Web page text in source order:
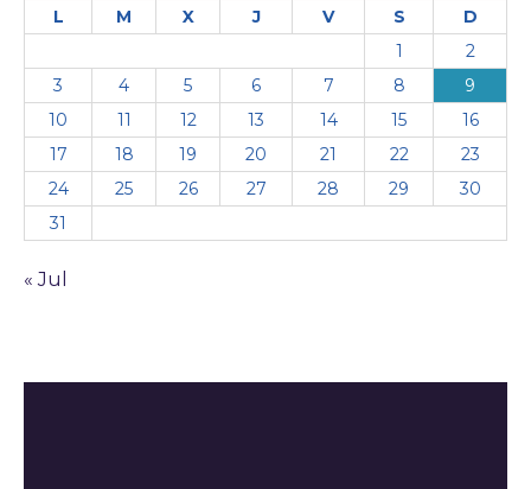
L M X J V S
D
1
2
3
4 5 6 7 8
9
10
11 12 13 14 15
16
17
18 19 20 21 22
23
24
25 26 27 28 29
30
31
« Jul